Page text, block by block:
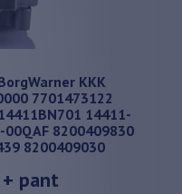
KKK
7701473122
14411-
8200409830
8200409030
+ pant